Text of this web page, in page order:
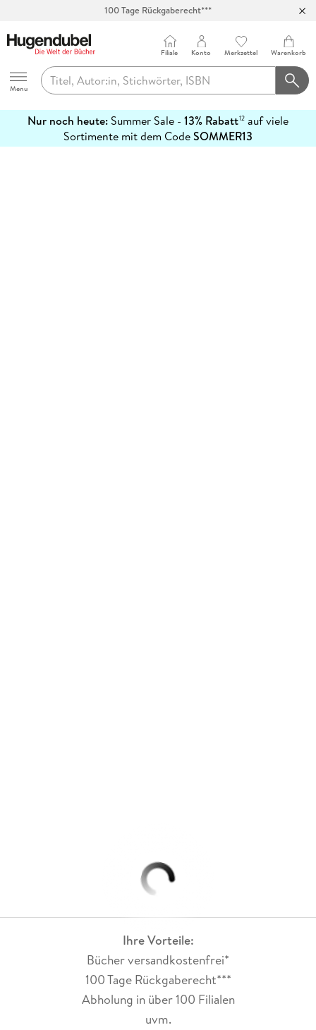
100 Tage Rückgaberecht***
Hugendubel
Menu
Filiale Konto Merkzettel Warenkorb
Nur noch heute: Summer Sale - 13% Rabatt12 auf viele
Sortimente mit dem CodeSOMMER13
erfahren
Ihre Vorteile:
Bücher versandkostenfrei*
100 Tage Rückgaberecht***
Abholung in über 100 Filialen
uvm.